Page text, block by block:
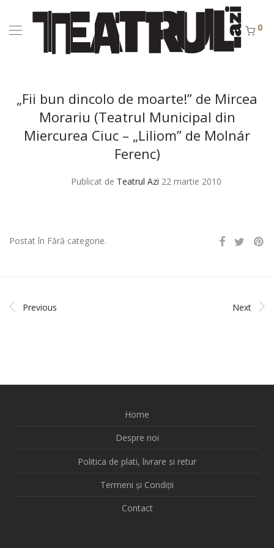
0
„Fii bun dincolo de moarte!” de Mircea
Morariu (Teatrul Municipal din
Miercurea Ciuc – „Liliom” de Molnár
Ferenc)
Publicat de Teatrul Azi 22 martie 2010
Postat în Fără categorie.
Previous Next
Home
Despre noi
Politica de plati, livrare si retur
Termeni și Condiții
Contact